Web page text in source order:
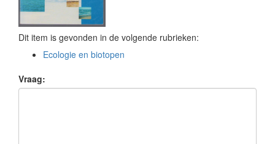
Dit item is gevonden in de volgende rubrieken:
Ecologie en biotopen
Vraag: